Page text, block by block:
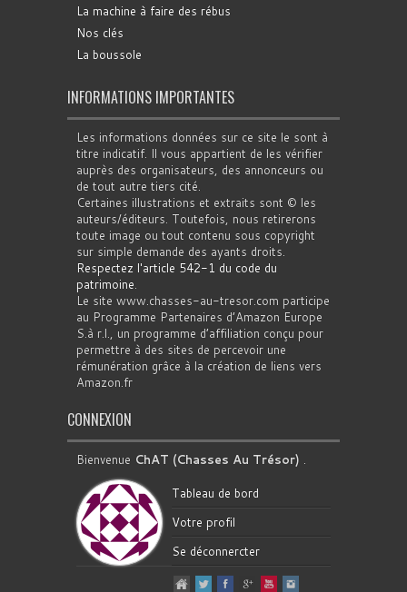
La machine à faire des rébus
Nos clés
La boussole
INFORMATIONS IMPORTANTES
Les informations données sur ce site le sont à
titre indicatif. Il vous appartient de les vérifier
auprès des organisateurs, des annonceurs ou
de tout autre tiers cité.
Certaines illustrations et extraits sont © les
auteurs/éditeurs. Toutefois, nous retirerons
toute image ou tout contenu sous copyright
sur simple demande des ayants droits.
Respectez l'article 542-1 du code du
patrimoine.
Le site www.chasses-au-tresor.com participe
au Programme Partenaires d’Amazon Europe
S.à r.l., un programme d’affiliation conçu pour
permettre à des sites de percevoir une
rémunération grâce à la création de liens vers
Amazon.fr
CONNEXION
Bienvenue ChAT (Chasses Au Trésor) .
Tableau de bord
Votre profil
Se déconnercter